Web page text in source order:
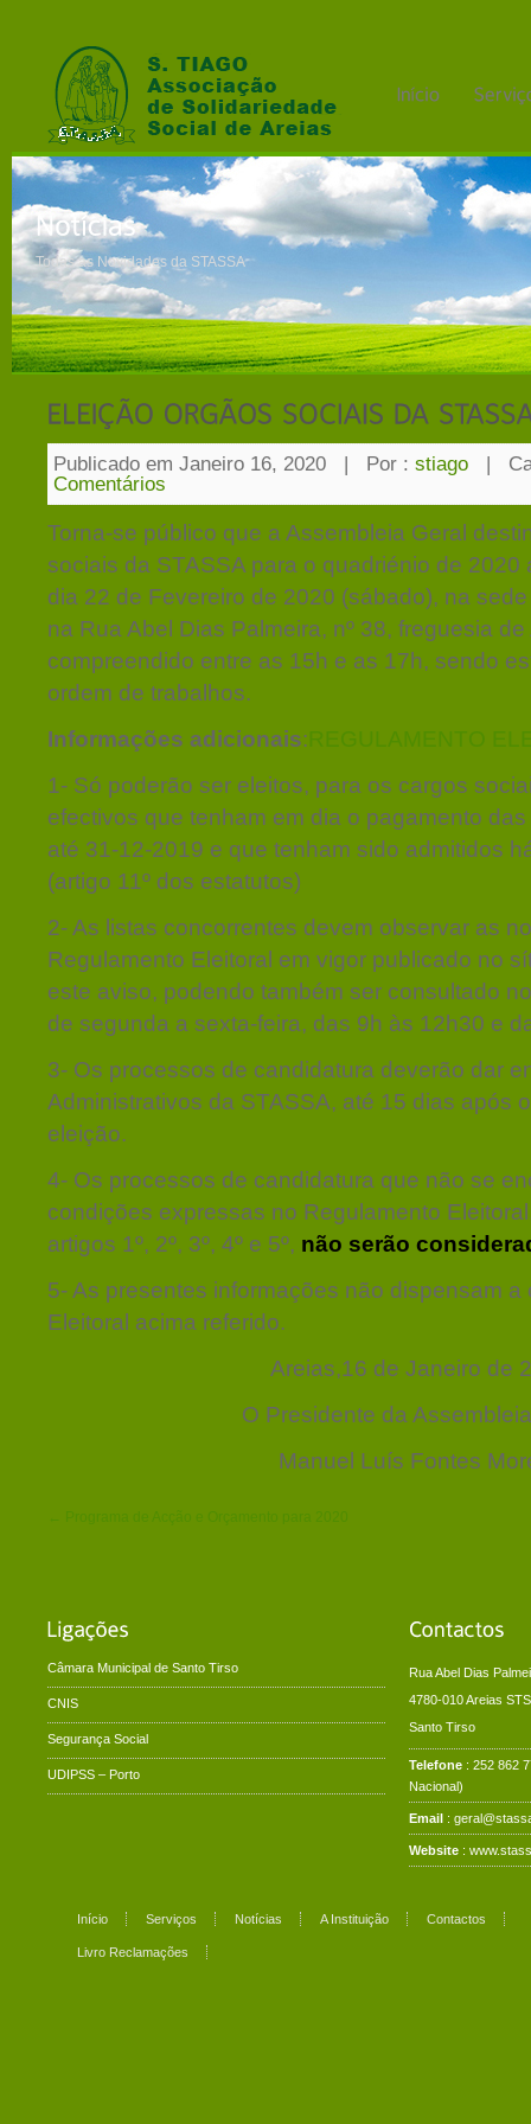
Todas as Novidades da STASSA
Publicado em Janeiro 16, 2020 | Por : stiago |
Comentários
Torna-se público que a Assembleia Geral
sociais da STASSA para o quadriénio de 2020
dia 22 de Fevereiro de 2020 (sábado), na
na Rua Abel Dias Palmeira, nº 38, freguesia
compreendido entre as 15h e as 17h, sendo
ordem de trabalhos.
Informações adicionais: REGULAMENTO
1- Só poderão ser eleitos, para os cargos
efectivos que tenham em dia o pagamento
até 31-12-2019 e que tenham sido admitidos
(artigo 11º dos estatutos)
2- As listas concorrentes devem observar as
Regulamento Eleitoral em vigor publicado no
este aviso, podendo também ser consultado
de segunda a sexta-feira, das 9h às 12h30 e
3- Os processos de candidatura deverão dar
Administrativos da STASSA, até 15 dias após
eleição.
4- Os processos de candidatura que não se
condições expressas no Regulamento
artigos 1º, 2º, 3º, 4º e 5º, não serão
5- As presentes informações não dispensam
Eleitoral acima referido.
Areias,16 de Janeiro de
O Presidente da
Manuel Luís Fontes
← Programa de Acção e Orçamento para 2020
Câmara Municipal de Santo Tirso
CNIS
Segurança Social
UDIPSS – Porto
Rua Abel Dias
4780-010 Areias STS
Santo Tirso
Telefone : 252 862
Nacional)
Email :
Website :
Início Serviços Notícias A Instituição Contactos
Livro Reclamações